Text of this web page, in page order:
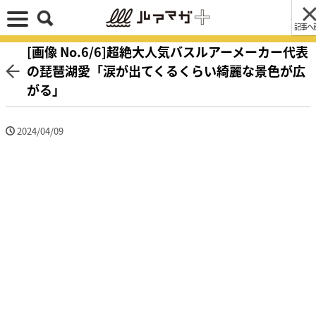
記事へ
[画像 No.6/6]超絶大人気バスルアーメーカー代表
の琵琶湖愛「涙が出てくるくらい綺麗な景色が広
がる」
2024/04/09